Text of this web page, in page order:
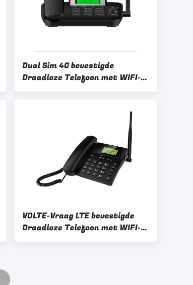
Dual Sim 4G bevestigde
Draadloze Telefoon met WIFI-
Hotspot Nummerweergave
VOLTE-Vraag LTE bevestigde
Draadloze Telefoon met WIFI-
Hotspot Bluetooth